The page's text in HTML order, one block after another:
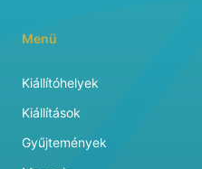
Menü
Kiállítóhelyek
Kiállítások
Gyűjtemények